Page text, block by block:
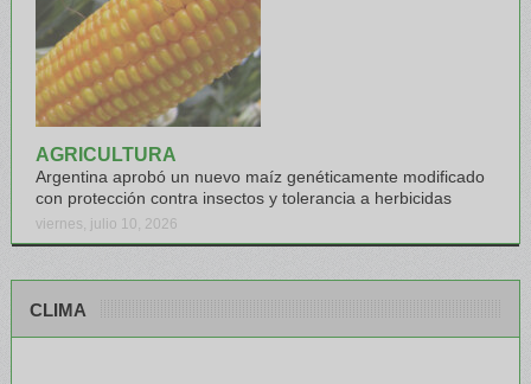
AGRICULTURA
Argentina aprobó un nuevo maíz genéticamente modificado
con protección contra insectos y tolerancia a herbicidas
viernes, julio 10, 2026
CLIMA